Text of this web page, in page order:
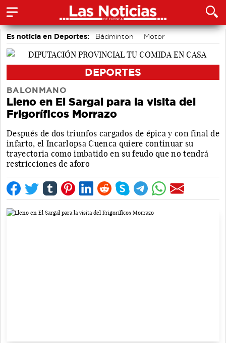
Es noticia en Deportes: Bádminton
Motor
Área de Deportes
DEPORTES
BALONMANO
Lleno en El Sargal para la visita del
Frigoríficos Morrazo
Después de dos triunfos cargados de épica y con final de
infarto, el Incarlopsa Cuenca quiere continuar su
trayectoria como imbatido en su feudo que no tendrá
restricciones de aforo